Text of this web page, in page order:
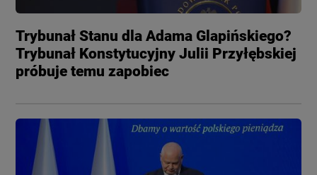
Trybunał Stanu dla Adama Glapińskiego?
Trybunał Konstytucyjny Julii Przyłębskiej
próbuje temu zapobiec